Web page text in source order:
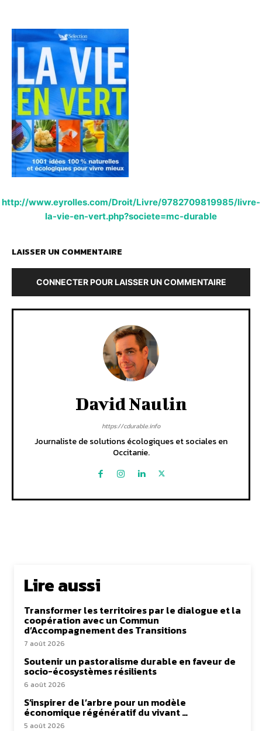
http://www.eyrolles.com/Droit/Livre/9782709819985/livre-
la-vie-en-vert.php?societe=mc-durable
LAISSER UN COMMENTAIRE
CONNECTER POUR LAISSER UN COMMENTAIRE
David Naulin
https://cdurable.info
Journaliste de solutions écologiques et sociales en
Occitanie.
Lire aussi
Transformer les territoires par le dialogue et la
coopération avec un Commun
d’Accompagnement des Transitions
7 août 2026
Soutenir un pastoralisme durable en faveur de
socio-écosystèmes résilients
6 août 2026
S’inspirer de l’arbre pour un modèle
économique régénératif du vivant …
5 août 2026